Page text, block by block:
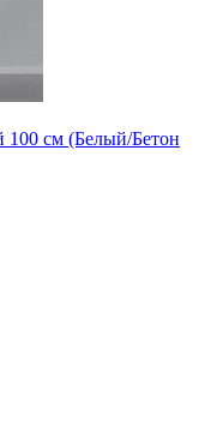
100 см (Белый/Бетон